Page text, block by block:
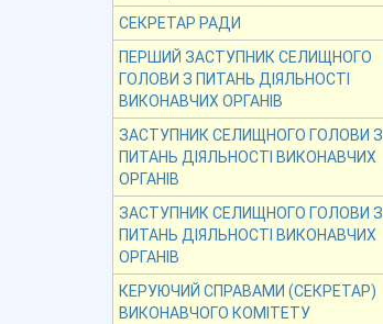
СЕКРЕТАР РАДИ
ПЕРШИЙ ЗАСТУПНИК СЕЛИЩНОГО
ГОЛОВИ З ПИТАНЬ ДІЯЛЬНОСТІ
ВИКОНАВЧИХ ОРГАНІВ
ЗАСТУПНИК СЕЛИЩНОГО ГОЛОВИ З
ПИТАНЬ ДІЯЛЬНОСТІ ВИКОНАВЧИХ
ОРГАНІВ
ЗАСТУПНИК СЕЛИЩНОГО ГОЛОВИ З
ПИТАНЬ ДІЯЛЬНОСТІ ВИКОНАВЧИХ
ОРГАНІВ
КЕРУЮЧИЙ СПРАВАМИ (СЕКРЕТАР)
ВИКОНАВЧОГО КОМІТЕТУ